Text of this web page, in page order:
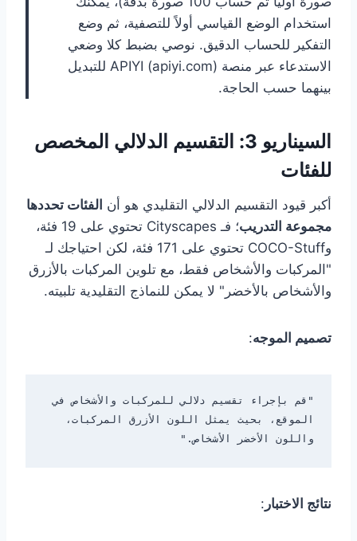
استخدام الوضع القياسي أولاً للتصفية، ثم وضع
التفكير للحساب الدقيق. نوصي بضبط كلا وضعي
الاستدعاء عبر منصة APIYI (apiyi.com) للتبديل
بينهما حسب الحاجة.
السيناريو 3: التقسيم الدلالي المخصص
للفئات
أكبر قيود التقسيم الدلالي التقليدي هو أن الفئات تحددها
مجموعة التدريب
؛ فـ Cityscapes تحتوي على 19 فئة،
وCOCO-Stuff تحتوي على 171 فئة، لكن احتياجك لـ
"المركبات والأشخاص فقط، مع تلوين المركبات بالأزرق
والأشخاص بالأخضر" لا يمكن للنماذج التقليدية تلبيته.
تصميم الموجه:
"قم بإجراء تقسيم دلالي للمركبات والأشخاص في
واللون الأخضر الأشخاص."
نتائج الاختبار :